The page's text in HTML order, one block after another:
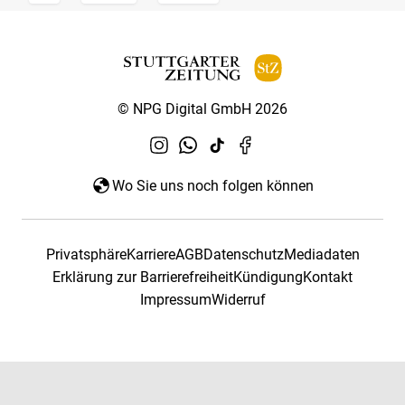
© NPG Digital GmbH 2026
Wo Sie uns noch folgen können
PrivatsphäreKarriereAGBDatenschutzMediadaten
Erklärung zur BarrierefreiheitKündigungKontakt
ImpressumWiderruf